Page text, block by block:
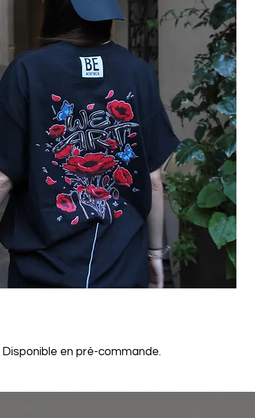
Disponible en pré-commande.